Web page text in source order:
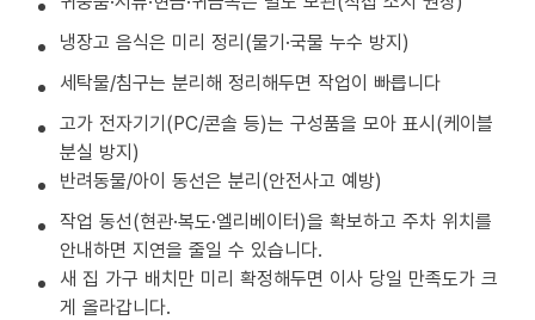
냉장고 음식은 미리 정리(물기·국물 누수 방지)
세탁물/침구는 분리해 정리해두면 작업이 빠릅니다
고가 전자기기(PC/콘솔 등)는 구성품을 모아 표시(케이블
분실 방지)
반려동물/아이 동선은 분리(안전사고 예방)
작업 동선(현관·복도·엘리베이터)을 확보하고 주차 위치를
안내하면 지연을 줄일 수 있습니다.
새 집 가구 배치만 미리 확정해두면 이사 당일 만족도가 크
게 올라갑니다.